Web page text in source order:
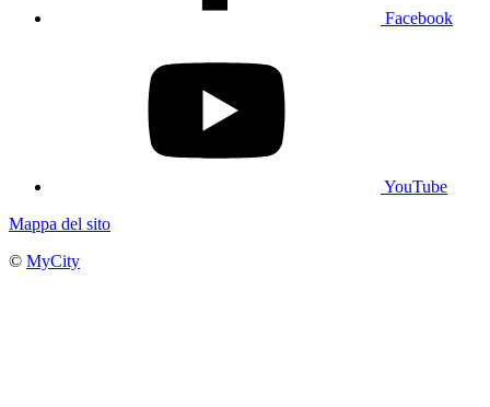
Facebook
YouTube
Mappa del sito
© MyCity